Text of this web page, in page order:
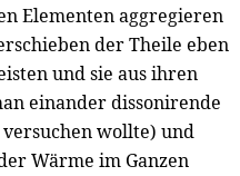
Elementen aggregieren
der Theile eben
und sie aus ihren
einander dissonirende
wollte) und
Wärme im Ganzen